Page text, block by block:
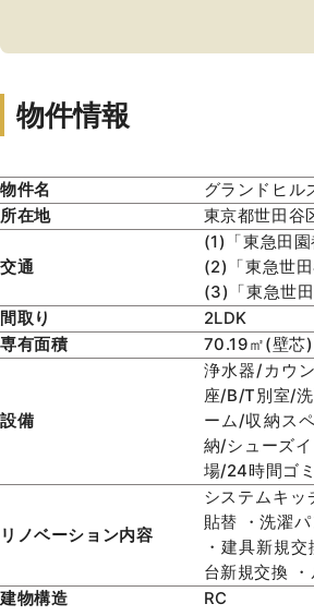
物件情報
物件名
グランドヒル
所在地
東京都世田谷
交通
(1)「東急田
(2)「東急世
(3)「東急世
間取り
2LDK
専有面積
70.19㎡(壁芯)
設備
浄水器/カウ
座/B/T別室/
ーム/収納ス
納/シューズ
場/24時間ゴ
リノベーション内容
システムキッ
貼替 ・洗濯
・建具新規
台新規交換
建物構造
RC